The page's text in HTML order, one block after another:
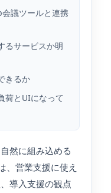
議ツールと連携
るサービスか明
きるか
荷とUIになって
然に組み込める
、営業支援に使え
導入支援の観点